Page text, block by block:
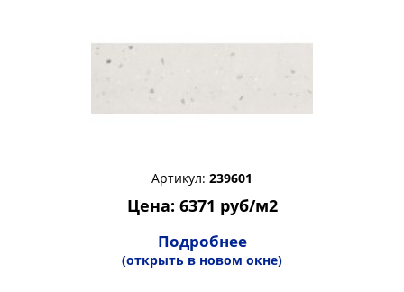
Артикул: 239601
Цена: 6371 руб/м2
Подробнее
(открыть в новом окне)